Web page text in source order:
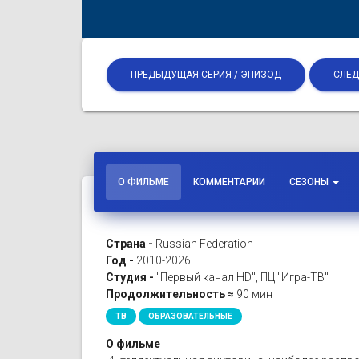
ПРЕДЫДУЩАЯ СЕРИЯ / ЭПИЗОД
О ФИЛЬМЕ КОММЕНТАРИИ СЕЗОНЫ
Страна - Russian Federation
Год - 2010-2026
Студия - "Первый канал HD", ПЦ "Игра-ТВ"
Продолжительность ≈ 90 мин
ТВ ОБРАЗОВАТЕЛЬНЫЕ
О фильме